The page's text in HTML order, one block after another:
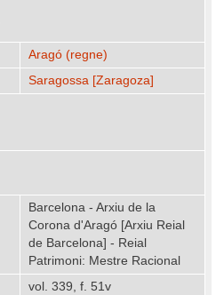
Aragó (regne)
Saragossa [Zaragoza]
Barcelona - Arxiu de la
Corona d'Aragó [Arxiu Reial
de Barcelona] - Reial
Patrimoni: Mestre Racional
vol. 339, f. 51v